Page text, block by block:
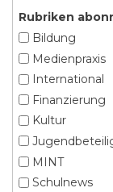
Rubriken
Bildung
Medienpraxis
International
Finanzierung
Kultur
MINT
Schulnews